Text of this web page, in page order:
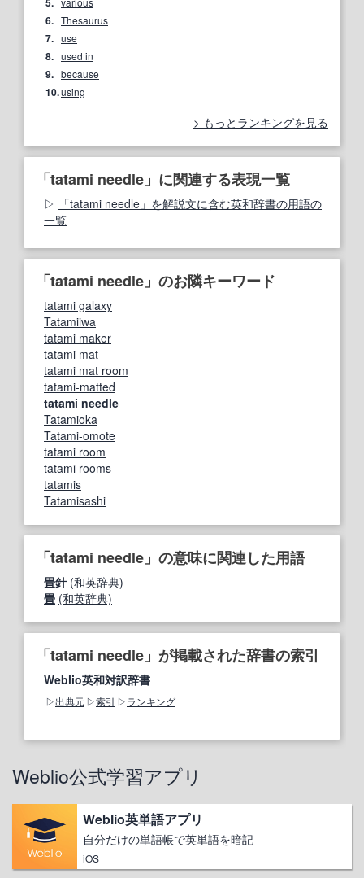
6. Thesaurus
7. use
8. used in
9. because
10.using
もっとランキングを見る
「tatami needle」に関連する表現一覧
「tatami needle」を解説文に含む英和辞書の用語の
一覧
「tatami needle」のお隣キーワード
tatami galaxy
Tatamiiwa
tatami maker
tatami mat
tatami mat room
tatami-matted
tatami needle
Tatamioka
Tatami-omote
tatami room
tatami rooms
tatamis
Tatamisashi
「tatami needle」の意味に関連した用語
畳針 (和英辞典)
畳 (和英辞典)
「tatami needle」が掲載された辞書の索引
Weblio英和対訳辞書
出典元 索引 ランキング
Weblio公式学習アプリ
Weblio英単語アプリ
自分だけの単語帳で英単語を暗記
iOS